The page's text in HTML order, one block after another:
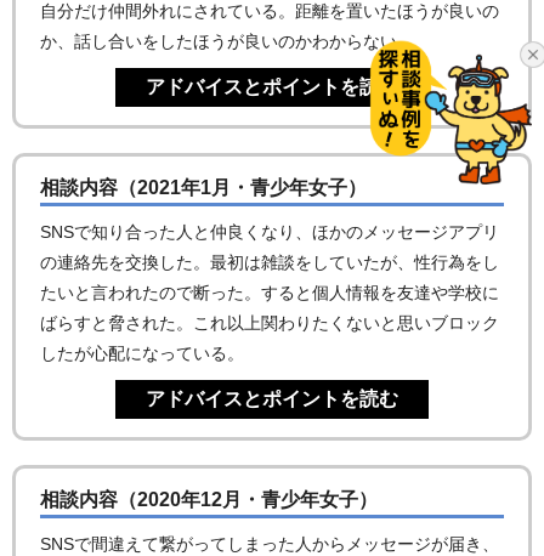
自分だけ仲間外れにされている。距離を置いたほうが良いの
か、話し合いをしたほうが良いのかわからない。
相談内容（2021年1月・青少年女子）
SNSで知り合った人と仲良くなり、ほかのメッセージアプリ
の連絡先を交換した。最初は雑談をしていたが、性行為をし
たいと言われたので断った。すると個人情報を友達や学校に
ばらすと脅された。これ以上関わりたくないと思いブロック
したが心配になっている。
相談内容（2020年12月・青少年女子）
SNSで間違えて繋がってしまった人からメッセージが届き、